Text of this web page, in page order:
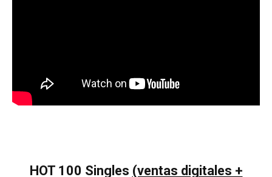
HOT 100 Singles (ventas digitales +